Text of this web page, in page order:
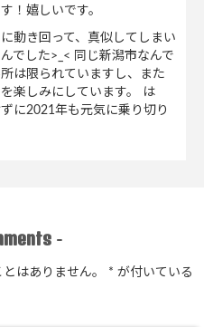
！嬉しいです。
動き回って、真似してしまい
でした>_< 同じ新潟市なんで
は限られていますし、また
楽しみにしています。 は
に2021年も元気に乗り切り
-
はありません。 * が付いている